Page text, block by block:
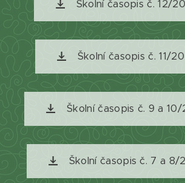
Školní časopis č. 12/
Školní časopis č. 11/
Školní časopis č. 9 a
Školní časopis č. 7 a 8/